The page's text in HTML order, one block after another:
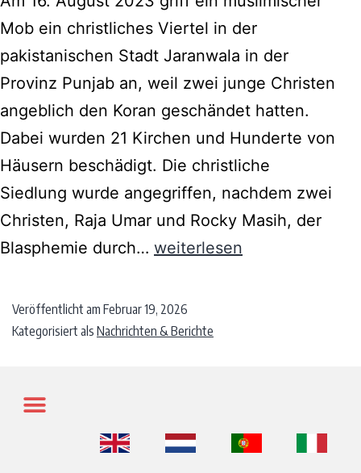
Mob ein christliches Viertel in der
pakistanischen Stadt Jaranwala in der
Provinz Punjab an, weil zwei junge Christen
angeblich den Koran geschändet hatten.
Dabei wurden 21 Kirchen und Hunderte von
Häusern beschädigt. Die christliche
Siedlung wurde angegriffen, nachdem zwei
Christen, Raja Umar und Rocky Masih, der
Blasphemie durch… weiterlesen
Veröffentlicht am Februar 19, 2026
Kategorisiert als Nachrichten & Berichte